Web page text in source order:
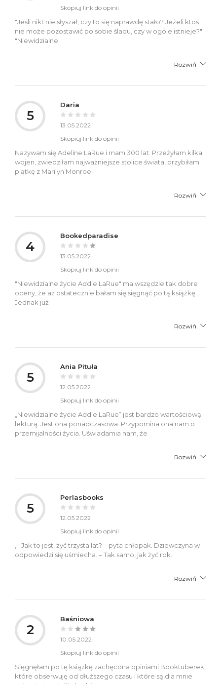
Skopiuj link do opinii
"Jeśli nikt nie słyszał, czy to się naprawdę stało? Jeżeli ktoś
nie może pozostawić po sobie śladu, czy w ogóle istnieje?"
"Niewidzialne
Rozwiń
5
Daria
13.05.2022
Skopiuj link do opinii
Nazywam się Adeline LaRue i mam 300 lat. Przeżyłam kilka
wojen, zwiedziłam najważniejsze stolice świata, przybiłam
piątkę z Marilyn Monroe
Rozwiń
4
Bookedparadise
13.05.2022
Skopiuj link do opinii
"Niewidzialne życie Addie LaRue" ma wszędzie tak dobre
oceny, że aż ostatecznie bałam się sięgnąć po tą książkę.
Jednak już
Rozwiń
5
Ania Pituła
12.05.2022
Skopiuj link do opinii
„Niewidzialne życie Addie LaRue” jest bardzo wartościową
lekturą. Jest ona ponadczasowa. Przypomina ona nam o
przemijalności życia. Uświadamia nam, że
Rozwiń
5
Perlasbooks
12.05.2022
Skopiuj link do opinii
,– Jak to jest, żyć trzysta lat? – pyta chłopak. Dziewczyna w
odpowiedzi się uśmiecha. – Tak samo, jak żyć rok.
Rozwiń
2
Baśniowa
10.05.2022
Skopiuj link do opinii
Sięgnęłam po tę książkę zachęcona opiniami Booktuberek,
które obserwuję od dłuższego czasu i które są dla mnie